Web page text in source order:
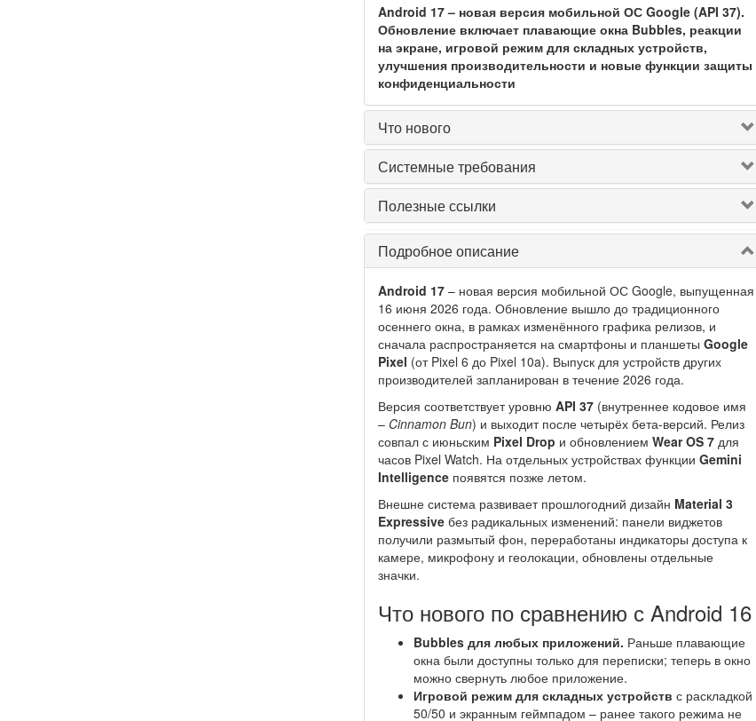
Android 17 – новая версия мобильной ОС Google (API 37).
Обновление включает плавающие окна Bubbles, реакции
на экране, игровой режим для складных устройств,
улучшения производительности и новые функции защиты
конфиденциальности
Что нового
Системные требования
Полезные ссылки
Подробное описание
Android 17– новая версия мобильной ОС Google, выпущенная
16 июня 2026 года. Обновление вышло до традиционного
осеннего окна, в рамках изменённого графика релизов, и
сначала распространяется на смартфоны и планшеты Google
Pixel (от Pixel 6 до Pixel 10a). Выпуск для устройств других
производителей запланирован в течение 2026 года.
Версия соответствует уровню API 37(внутреннее кодовое имя
– Cinnamon Bun) и выходит после четырёх бета-версий. Релиз
совпал с июньским Pixel Drop и обновлением Wear OS 7для
часов Pixel Watch. На отдельных устройствах функции Gemini
Intelligenceпоявятся позже летом.
Внешне система развивает прошлогодний дизайн Material 3
Expressiveбез радикальных изменений: панели виджетов
получили размытый фон, переработаны индикаторы доступа к
камере, микрофону и геолокации, обновлены отдельные
значки.
Что нового по сравнению с Android 16
Bubbles для любых приложений. Раньше плавающие
окна были доступны только для переписки; теперь в окно
можно свернуть любое приложение.
Игровой режим для складных устройств с раскладкой
50/50 и экранным геймпадом – ранее такого режима не